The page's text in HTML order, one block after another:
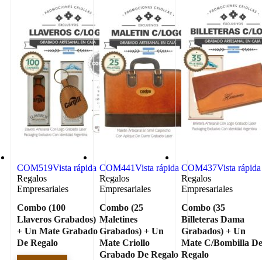
COM519Vista rápida
Regalos
Empresariales
Combo (100
Llaveros Grabados)
+ Un Mate Grabado
De Regalo
COM441Vista rápida
Regalos
Empresariales
Combo (25
Maletines
Grabados) + Un
Mate Criollo
Grabado De Regalo
COM437Vista rápida
Regalos
Empresariales
Combo (35
Billeteras Dama
Grabados) + Un
Mate C/Bombilla
Regalo